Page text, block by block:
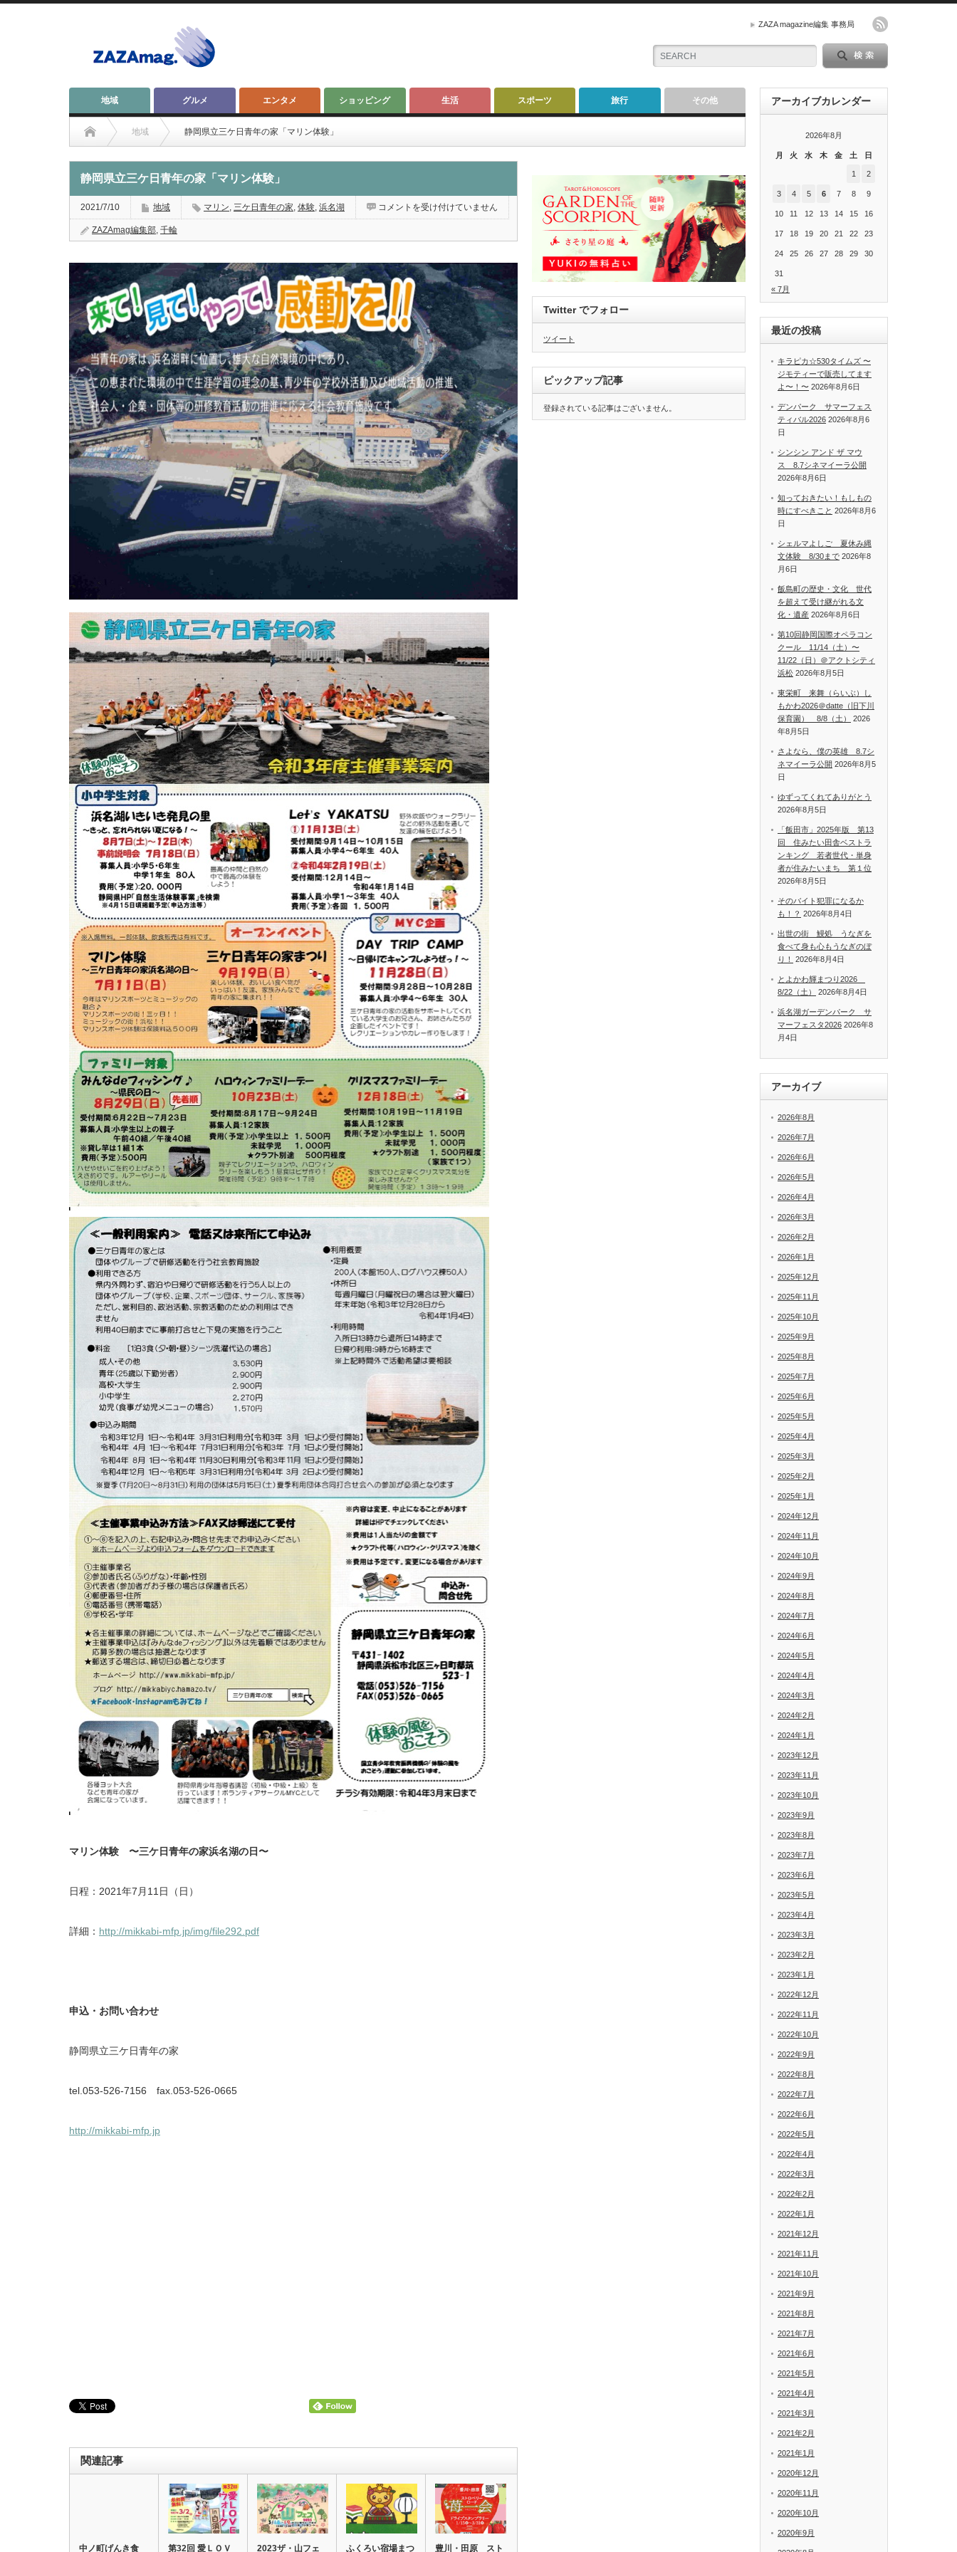
ZAZA magazine編集 事務局
地域 グルメ エンタメ ショッピング 生活 スポーツ 旅行 その他
地域 静岡県立三ケ日青年の家「マリン体験」
静岡県立三ケ日青年の家「マリン体験」
2021/7/10 地域 マリン, 三ケ日青年の家, 体験, 浜名湖
静
三
青
年
の
家
「マ
リ
ン
体
験」
は
コメントを受け付けていません
ZAZAmag編集部, 千輪
マリン体験 〜三ケ日青年の家浜名湖の日〜
日程：2021年7月11日（日）
詳細： http://mikkabi-mfp.jp/img/file292.pdf
申込・お問い合わせ
静岡県立三ケ日青年の家
tel.053-526-7156 fax.053-526-0665
http://mikkabi-mfp.jp
関連記事
中ノ町げんき食 第32回 愛ＬＯＶ 2023ザ・山フェ ふくろい宿場まつ 豊川・田原 スト
Twitter でフォロー
ツイート
ピックアップ記事
登録されている記事はございません。
アーカイブカレンダー
2026年8月
月 火 水 木 金 土 日
1 2
3 4 5 6 7 8 9
10 11 12 13 14 15 16
17 18 19 20 21 22 23
24 25 26 27 28 29 30
31
« 7月
最近の投稿
キラピカ☆530タイムズ 〜
ジモティーで販売してます
よ〜！〜 2026年8月6日
デンパーク サマーフェス
ティバル2026 2026年8月6
日
シンシン アンド ザ マウ
ス 8.7シネマイーラ公開
2026年8月6日
知っておきたい！もしもの
時にすべきこと 2026年8月6
日
シェルマよしご 夏休み縄
文体験 8/30まで 2026年8
月6日
飯島町の歴史・文化 世代
を超えて受け継がれる文
化・遺産 2026年8月6日
第10回静岡国際オペラコン
クール 11/14（土）〜
11/22（日）＠アクトシティ
浜松 2026年8月5日
東栄町 来舞（らいぶ）し
もかわ2026＠datte（旧下川
保育園） 8/8（土）
2026
年8月5日
さよなら、僕の英雄 8.7シ
ネマイーラ公開 2026年8月5
日
ゆずってくれてありがとう
2026年8月5日
「飯田市」2025年版 第13
回 住みたい田舎ベストラ
ンキング 若者世代・単身
者が住みたいまち 第１位
2026年8月5日
そのバイト犯罪になるか
も！？ 2026年8月4日
出世の街 鰻処 うなぎを
食べて身も心もうなぎのぼ
り！
2026年8月4日
とよかわ輝まつり2026
8/22（土）
2026年8月4日
浜名湖ガーデンパーク サ
マーフェスタ2026 2026年8
月4日
アーカイブ
2026年8月
2026年7月
2026年6月
2026年5月
2026年4月
2026年3月
2026年2月
2026年1月
2025年12月
2025年11月
2025年10月
2025年9月
2025年8月
2025年7月
2025年6月
2025年5月
2025年4月
2025年3月
2025年2月
2025年1月
2024年12月
2024年11月
2024年10月
2024年9月
2024年8月
2024年7月
2024年6月
2024年5月
2024年4月
2024年3月
2024年2月
2024年1月
2023年12月
2023年11月
2023年10月
2023年9月
2023年8月
2023年7月
2023年6月
2023年5月
2023年4月
2023年3月
2023年2月
2023年1月
2022年12月
2022年11月
2022年10月
2022年9月
2022年8月
2022年7月
2022年6月
2022年5月
2022年4月
2022年3月
2022年2月
2022年1月
2021年12月
2021年11月
2021年10月
2021年9月
2021年8月
2021年7月
2021年6月
2021年5月
2021年4月
2021年3月
2021年2月
2021年1月
2020年12月
2020年11月
2020年10月
2020年9月